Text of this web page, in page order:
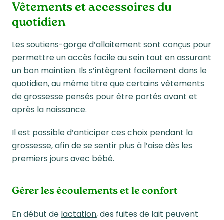
Vêtements et accessoires du
quotidien
Les soutiens-gorge d’allaitement sont conçus pour
permettre un accès facile au sein tout en assurant
un bon maintien. Ils s’intègrent facilement dans le
quotidien, au même titre que certains vêtements
de grossesse pensés pour être portés avant et
après la naissance.
Il est possible d’anticiper ces choix pendant la
grossesse, afin de se sentir plus à l’aise dès les
premiers jours avec bébé.
Gérer les écoulements et le confort
En début de lactation, des fuites de lait peuvent